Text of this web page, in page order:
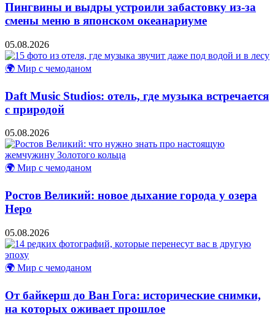
Пингвины и выдры устроили забастовку из-за
смены меню в японском океанариуме
05.08.2026
🌍 Мир с чемоданом
Daft Music Studios: отель, где музыка встречается
с природой
05.08.2026
🌍 Мир с чемоданом
Ростов Великий: новое дыхание города у озера
Неро
05.08.2026
🌍 Мир с чемоданом
От байкерш до Ван Гога: исторические снимки,
на которых оживает прошлое